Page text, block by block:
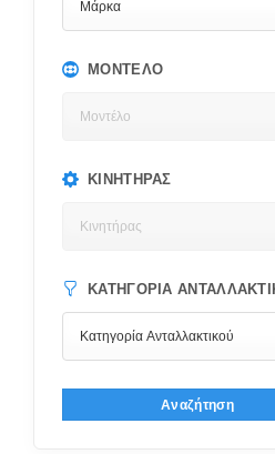
ΜΟΝΤΈΛΟ
ΚΙΝΗΤΉΡΑΣ
ΚΑΤΗΓΟΡΊΑ
Αναζήτηση